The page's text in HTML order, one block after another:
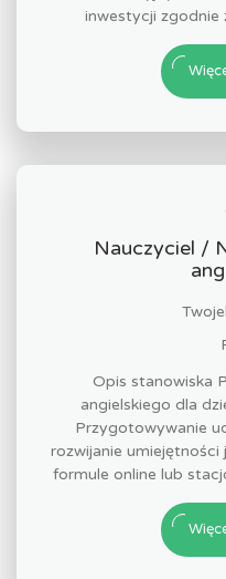
inwestycji zgodnie
Nauczyciel /
Opis stanowiska
angielskiego dla
Przygotowywanie
rozwijanie umiejętności
formule online lub